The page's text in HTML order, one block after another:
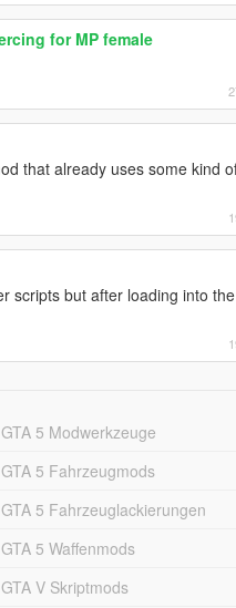
for MP female
that already uses some kind
scripts but after loading into
GTA 5 Modwerkzeuge
GTA 5 Fahrzeugmods
GTA 5 Fahrzeuglackierungen
GTA 5 Waffenmods
GTA V Skriptmods